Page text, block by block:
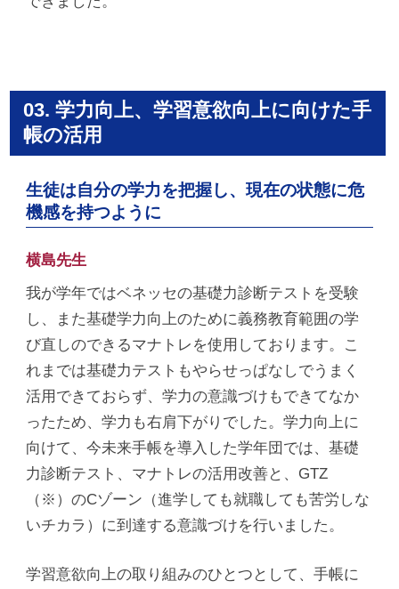
03. 学力向上、学習意欲向上に向けた手
帳の活用
生徒は自分の学力を把握し、現在の状態に危
機感を持つように
横島先生
我が学年ではベネッセの基礎力診断テストを受験
し、また基礎学力向上のために義務教育範囲の学
び直しのできるマナトレを使用しております。こ
れまでは基礎力テストもやらせっぱなしでうまく
活用できておらず、学力の意識づけもできてなか
ったため、学力も右肩下がりでした。学力向上に
向けて、今未来手帳を導入した学年団では、基礎
力診断テスト、マナトレの活用改善と、GTZ
（※）のCゾーン（進学しても就職しても苦労しな
いチカラ）に到達する意識づけを行いました。
学習意欲向上の取り組みのひとつとして、手帳に